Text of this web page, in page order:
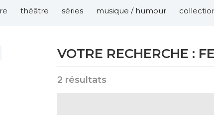
théâtre séries musique / humour
VOTRE RECHERCHE :
2 résultats